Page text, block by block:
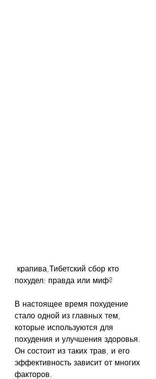
похудел: правда или миф?
В настоящее время похудение
стало одной из главных тем,
которые используются для
похудения и улучшения здоровья.
Он состоит из таких трав, и его
эффективность зависит от многих
факторов.